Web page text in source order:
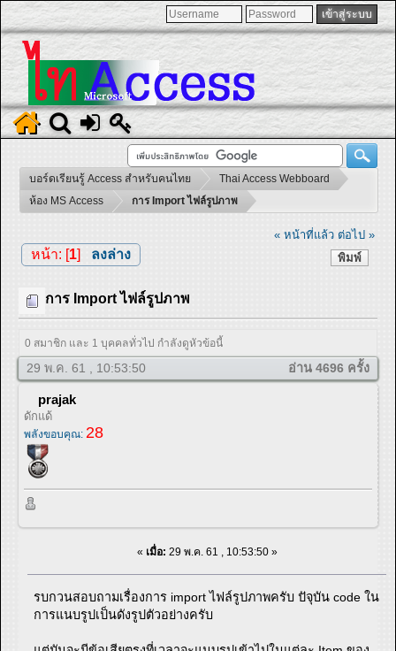
บอร์ดเรียนรู้ Access สำหรับคนไทย
Thai Access Webboard
ห้อง MS Access
การ Import ไฟล์รูปภาพ
« หน้าที่แล้ว ต่อไป »
พิมพ์
หน้า: [1] ลงล่าง
การ Import ไฟล์รูปภาพ
0 สมาชิก และ 1 บุคคลทั่วไป กำลังดูหัวข้อนี้
29 พ.ค. 61 , 10:53:50 อ่าน 4696 ครั้ง
prajak
ดักแด้
พลังขอบคุณ: 28
« เมื่อ: 29 พ.ค. 61 , 10:53:50 »
รบกวนสอบถามเรื่องการ import ไฟล์รูปภาพครับ ปัจุบัน code ใน
การแนบรูปเป็นดังรูปตัวอย่างครับ